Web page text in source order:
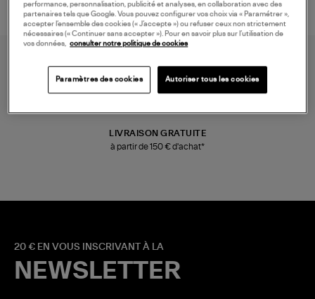
LIVRAISON GRATUITE
à partir de 150 € d'achat*
20 € EN VOUS INSCRIVANT À LA
NEWSLETTER
performance, personnalisation, publicité et analyses, en collaboration avec des
partenaires tels que Google. Vous pouvez configurer vos choix via « Paramétrer »,
accepter l’ensemble des cookies (« J’accepte ») ou refuser ceux non strictement
nécessaires (« Continuer sans accepter »). Pour en savoir plus sur l’utilisation de
vos données, consulter notre politique de cookies
Paramètres des cookies Autoriser tous les cookies